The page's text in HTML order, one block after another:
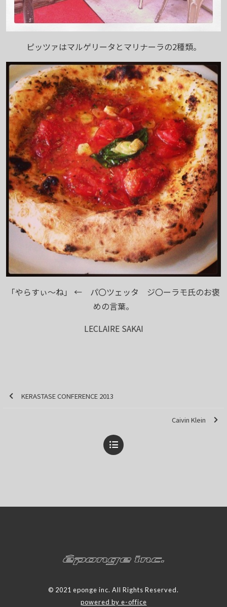
ピッツァはマルゲリータとマリナーラの2種類。
「やらすぃ～ね」 ← パ〇ツェッタ ジ〇ーラモ氏のお褒
めの言葉。
LECLAIRE SAKAI
KERASTASE CONFERENCE 2013
Caivin Klein
© 2021 eponge inc. All Rights Reserved.
powered by e-office